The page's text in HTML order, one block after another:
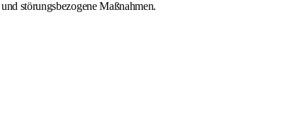
störungsbezogene Maßnahmen.